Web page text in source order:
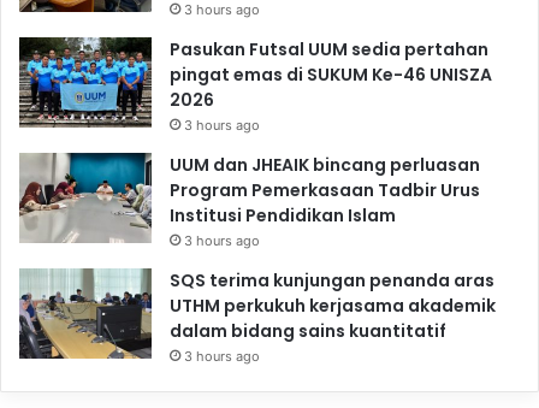
3 hours ago
Pasukan Futsal UUM sedia pertahan
pingat emas di SUKUM Ke-46 UNISZA
2026
3 hours ago
UUM dan JHEAIK bincang perluasan
Program Pemerkasaan Tadbir Urus
Institusi Pendidikan Islam
3 hours ago
SQS terima kunjungan penanda aras
UTHM perkukuh kerjasama akademik
dalam bidang sains kuantitatif
3 hours ago